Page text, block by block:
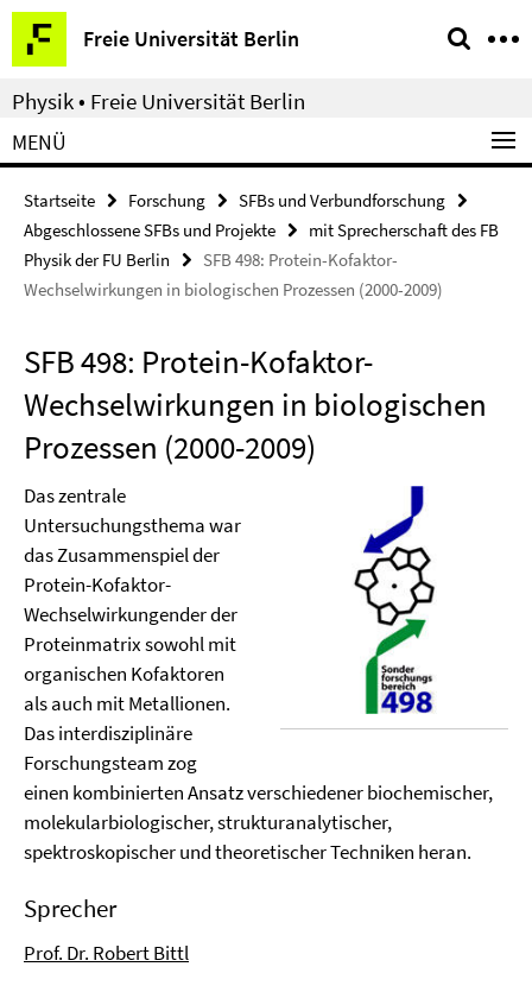
Springe
direkt
zu
Inhalt
Freie Universität Berlin
Service-
Navigation
Physik • Freie Universität Berlin
MENÜ
Startseite Forschung
SFBs und Verbundforschung
Abgeschlossene SFBs und Projekte
mit Sprecherschaft des FB
Physik der FU Berlin
SFB 498: Protein-Kofaktor-
Wechselwirkungen in biologischen Prozessen (2000-2009)
SFB 498: Protein-Kofaktor-
Wechselwirkungen in biologischen
Prozessen (2000-2009)
Das zentrale
Untersuchungsthema war
das Zusammenspiel der
Protein-Kofaktor-
Wechselwirkungender der
Proteinmatrix sowohl mit
organischen Kofaktoren
als auch mit Metallionen.
Das interdisziplinäre
Forschungsteam zog
einen kombinierten Ansatz verschiedener biochemischer,
molekularbiologischer, strukturanalytischer,
spektroskopischer und theoretischer Techniken heran.
Sprecher
Prof. Dr. Robert Bittl